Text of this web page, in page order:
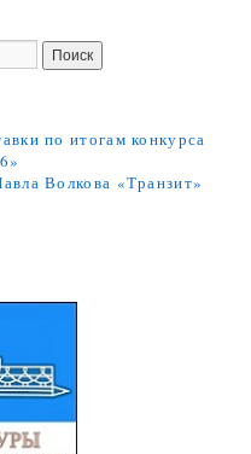
по итогам конкурса
Волкова «Транзит»